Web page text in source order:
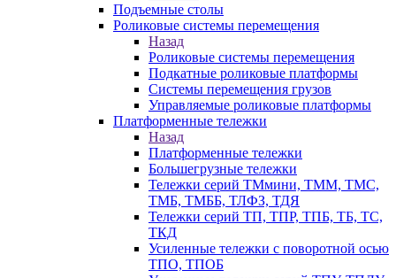
Подъемные столы
Роликовые системы перемещения
Назад
Роликовые системы перемещения
Подкатные роликовые платформы
Системы перемещения грузов
Управляемые роликовые платформы
Платформенные тележки
Назад
Платформенные тележки
Большегрузные тележки
Тележки серий ТМмини, ТММ, ТМС,
ТМБ, ТМББ, ТЛФЗ, ТДЯ
Тележки серий ТП, ТПР, ТПБ, ТБ, ТС,
ТКД
Усиленные тележки с поворотной осью
ТПО, ТПОБ